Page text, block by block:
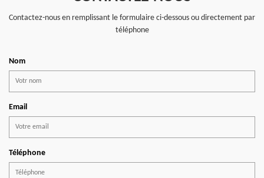
Contactez-nous en remplissant le formulaire ci-dessous ou directement par
téléphone
Nom
Email
Téléphone